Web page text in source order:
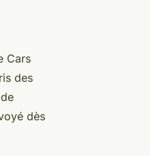
Cars
des
dès